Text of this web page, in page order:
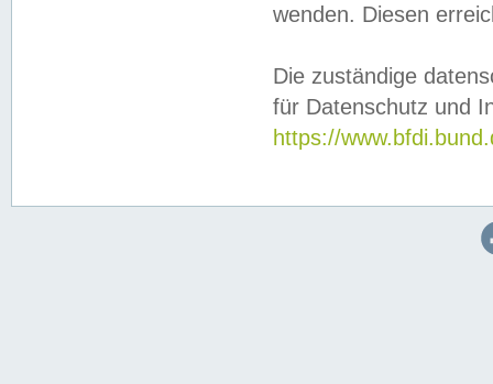
wenden. Diesen
Die zuständige
für Datenschutz und
https://